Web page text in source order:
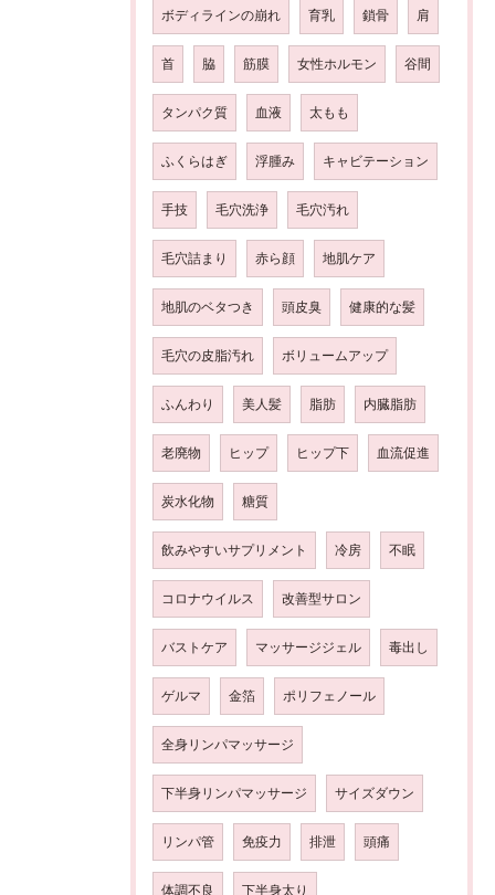
ボディラインの崩れ 育乳 鎖骨 肩
首 脇 筋膜 女性ホルモン 谷間
タンパク質 血液 太もも
ふくらはぎ 浮腫み キャビテーション
手技 毛穴洗浄 毛穴汚れ
毛穴詰まり 赤ら顔 地肌ケア
地肌のベタつき 頭皮臭 健康的な髪
毛穴の皮脂汚れ ボリュームアップ
ふんわり 美人髪 脂肪 内臓脂肪
老廃物 ヒップ ヒップ下 血流促進
炭水化物 糖質
飲みやすいサプリメント 冷房 不眠
コロナウイルス 改善型サロン
バストケア マッサージジェル 毒出し
ゲルマ 金箔 ポリフェノール
全身リンパマッサージ
下半身リンパマッサージ サイズダウン
リンパ管 免疫力 排泄 頭痛
体調不良 下半身太り